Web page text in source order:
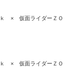
ｋ × 仮面ライダーＺＯ
ｋ × 仮面ライダーＺＯ